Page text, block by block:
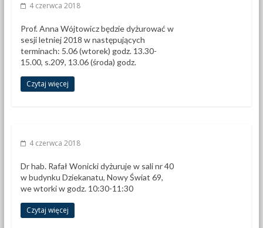
4 czerwca 2018
Prof. Anna Wójtowicz będzie dyżurować w
sesji letniej 2018 w następujących
terminach: 5.06 (wtorek) godz. 13.30-
15.00, s.209, 13.06 (środa) godz.
Czytaj więcej
4 czerwca 2018
Dr hab. Rafał Wonicki dyżuruje w sali nr 40
w budynku Dziekanatu, Nowy Świat 69,
we wtorki w godz. 10:30-11:30
Czytaj więcej